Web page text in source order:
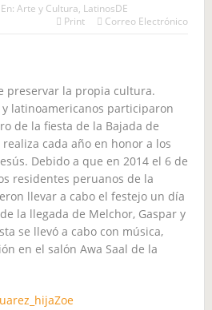
En: Arte y Cultura, LatinosDE
Print
Correo Electrónico
preservar la propia cultura.
latinoamericanos participaron
de la fiesta de la Bajada de
cada año en honor a los
Debido a que en 2014 el 6 de
residentes peruanos de la
llevar a cabo el festejo un día
la llegada de Melchor, Gaspar y
se llevó a cabo con música,
en el salón Awa Saal de la